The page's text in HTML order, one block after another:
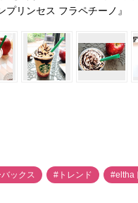
プリンセス フラペチーノ』
ックス #トレンド #eltha